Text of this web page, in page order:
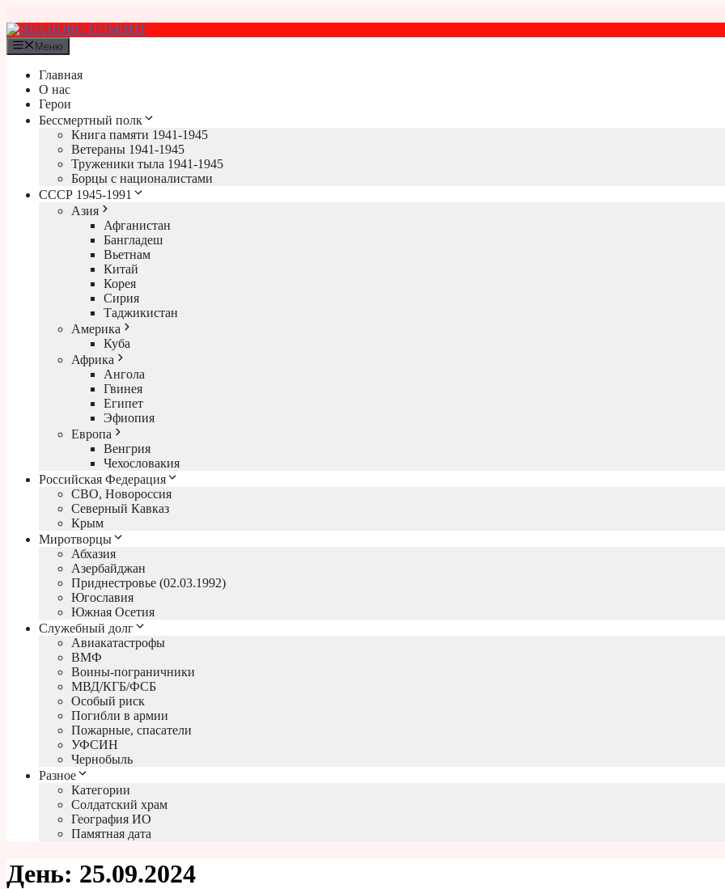
к
содержимому
Меню
Главная
О нас
Герои
Бессмертный полк
Книга памяти 1941-1945
Ветераны 1941-1945
Труженики тыла 1941-1945
Борцы с националистами
СССР 1945-1991
Азия
Афганистан
Бангладеш
Вьетнам
Китай
Корея
Сирия
Таджикистан
Америка
Куба
Африка
Ангола
Гвинея
Египет
Эфиопия
Европа
Венгрия
Чехословакия
Российская Федерация
СВО, Новороссия
Северный Кавказ
Крым
Миротворцы
Абхазия
Азербайджан
Приднестровье (02.03.1992)
Югославия
Южная Осетия
Служебный долг
Авиакатастрофы
ВМФ
Воины-пограничники
МВД/КГБ/ФСБ
Особый риск
Погибли в армии
Пожарные, спасатели
УФСИН
Чернобыль
Разное
Категории
Солдатский храм
География ИО
Памятная дата
День: 25.09.2024